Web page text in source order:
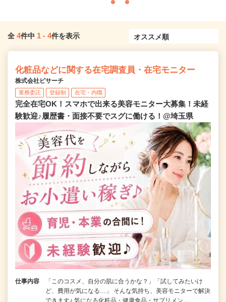
全 4件中 1 - 4件を表示
化粧品などに関する在宅調査員・在宅モニター
株式会社ビサーチ
業務委託 登録制 在宅・内職
完全在宅OK！スマホで出来る美容モニター大募集！未経
験歓迎♪履歴書・面接不要でスグに働ける！@埼玉県
仕事内容
「このコスメ、自分の肌に合うかな？」「試してみたいけ
ど、費用が気になる…」 そんな気持ち、美容モニターで解決
できます♪ 気になる化粧品・健康食品・サプリメン…